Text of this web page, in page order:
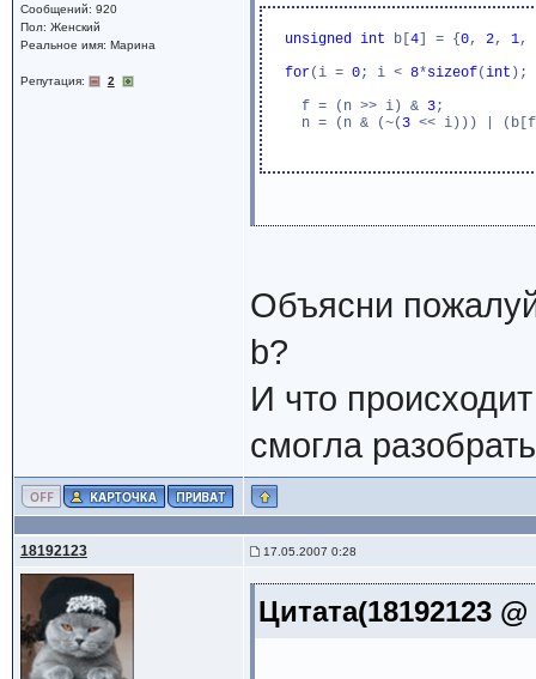
Сообщений: 920
Пол: Женский
Реальное имя: Марина
Репутация: 2
unsigned int b[ 4] = { 0, 2, 1,
for(i = 0; i < 8*sizeof(int );
    f = (n >> i) &
3;
    n = (n & (~(
3 << i))) |
Объясни
b?
И что
смогла
18192123 17.05.2007 0:28
Цитата(18192123